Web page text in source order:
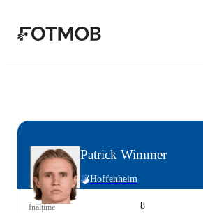
Patrick Wimmer
Hoffenheim
Înălțime 8